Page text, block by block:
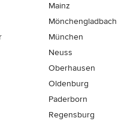
Mainz
Mönchen­gladbach
München
Neuss
Oberhausen
Oldenburg
Paderborn
Regensburg